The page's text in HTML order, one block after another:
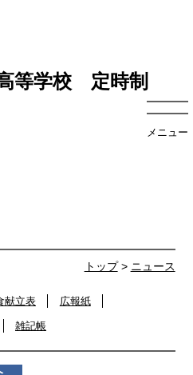
等学校 定時制
メニュー
トップ> ニュース
献立表 広報紙
雑記帳